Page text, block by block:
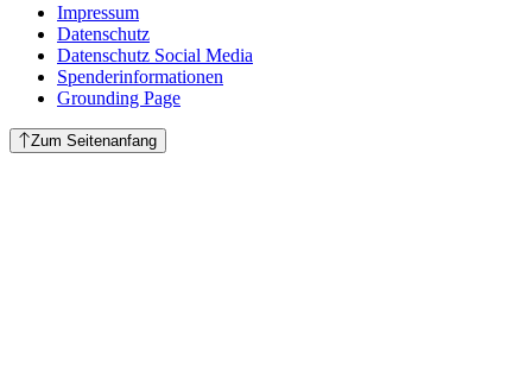
Impressum
Datenschutz
Datenschutz Social Media
Spenderinformationen
Grounding Page
Zum Seitenanfang